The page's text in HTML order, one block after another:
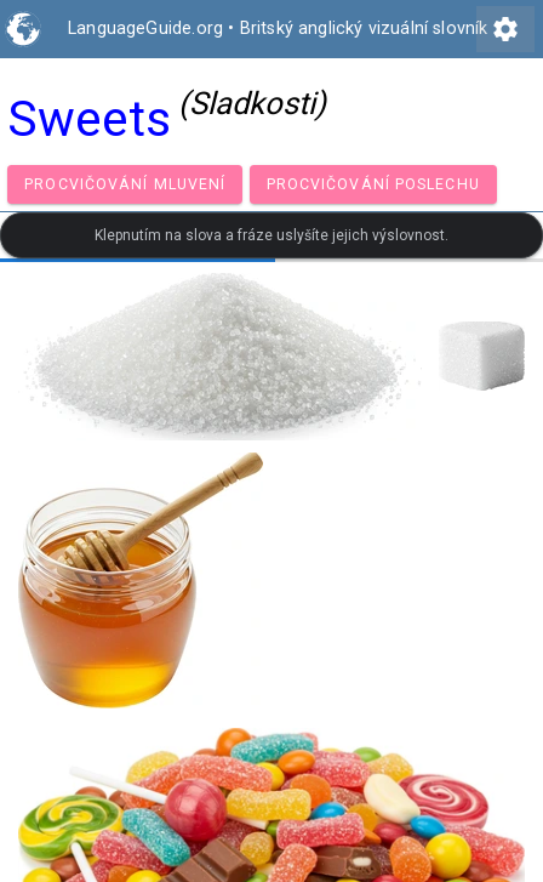
LanguageGuide.org • Britský anglický vizuální slovník settings
Sweets (Sladkosti)
PROCVIČOVÁNÍ MLUVENÍ PROCVIČOVÁNÍ
Klepnutím na slova a fráze uslyšíte jejich výslovnost.